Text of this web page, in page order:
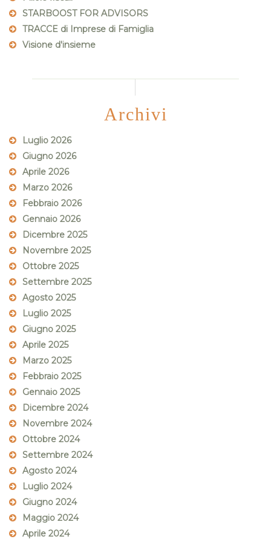
STARBOOST FOR ADVISORS
TRACCE di Imprese di Famiglia
Visione d'insieme
Archivi
Luglio 2026
Giugno 2026
Aprile 2026
Marzo 2026
Febbraio 2026
Gennaio 2026
Dicembre 2025
Novembre 2025
Ottobre 2025
Settembre 2025
Agosto 2025
Luglio 2025
Giugno 2025
Aprile 2025
Marzo 2025
Febbraio 2025
Gennaio 2025
Dicembre 2024
Novembre 2024
Ottobre 2024
Settembre 2024
Agosto 2024
Luglio 2024
Giugno 2024
Maggio 2024
Aprile 2024